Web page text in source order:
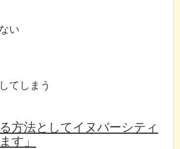
い
てしまう
方法としてイヌバーシティ
す」